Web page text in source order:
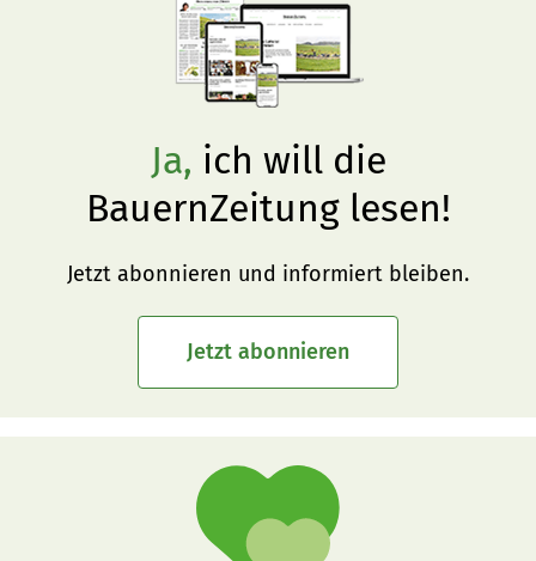
Ja, ich will die
BauernZeitung lesen!
Jetzt abonnieren und informiert bleiben.
Jetzt abonnieren